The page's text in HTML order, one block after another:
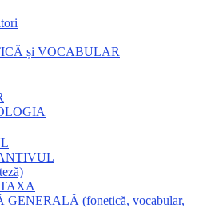
și VOCABULAR
(fonetică, vocabular,